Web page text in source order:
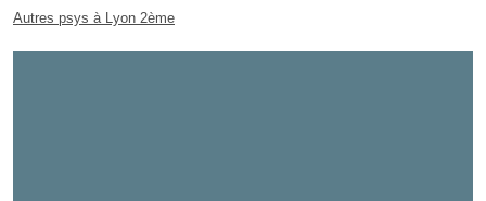
Autres psys à Lyon 2ème